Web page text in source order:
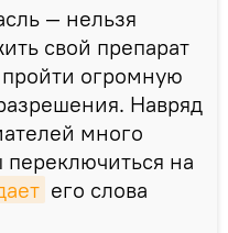
— нельзя
свой препарат
огромную
Навряд
много
на
его слова